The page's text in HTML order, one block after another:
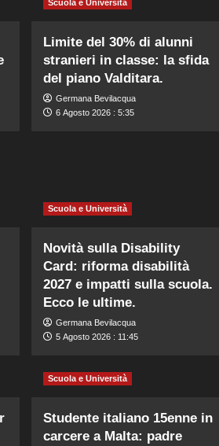
Scuola e Università
Limite del 30% di alunni
stranieri in classe: la sfida
del piano Valditara.
Germana Bevilacqua
6 Agosto 2026 : 5:35
Scuola e Università
Novità sulla Disability
Card: riforma disabilità
2027 e impatti sulla scuola.
Ecco le ultime.
Germana Bevilacqua
5 Agosto 2026 : 11:45
Scuola e Università
Studente italiano 15enne in
carcere a Malta: padre